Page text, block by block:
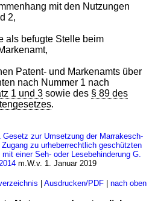
mit den Nutzungen
2,
als befugte Stelle beim
Patent- und Markenamts über
nach Nummer 1 nach
1 und 3 sowie des § 89 des
.
Gesetz zur Umsetzung der Marrakesch-
zu urheberrechtlich geschützten
einer Seh- oder Lesebehinderung G.
m.W.v. 1. Januar 2019
| Ausdrucken/PDF| nach oben